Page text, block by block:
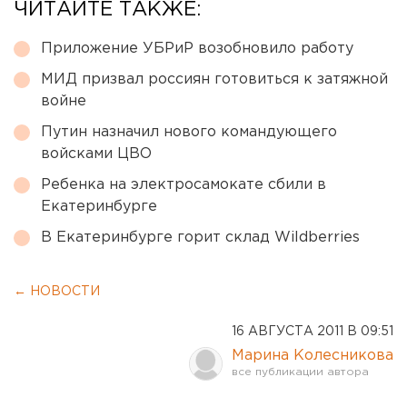
ЧИТАЙТЕ ТАКЖЕ:
Приложение УБРиР возобновило работу
МИД призвал россиян готовиться к затяжной
войне
Путин назначил нового командующего
войсками ЦВО
Ребенка на электросамокате сбили в
Екатеринбурге
В Екатеринбурге горит склад Wildberries
← НОВОСТИ
16 АВГУСТА 2011 В 09:51
Марина Колесникова